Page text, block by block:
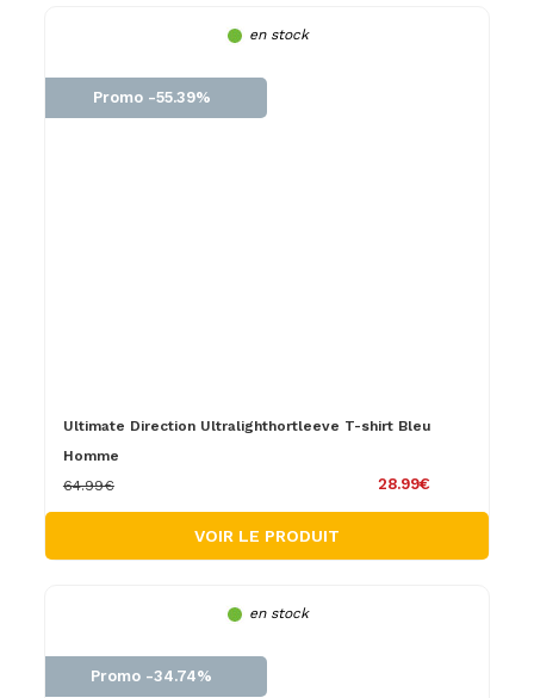
en stock
Promo -55.39%
Ultimate Direction Ultralighthortleeve T-shirt Bleu
Homme
28.99€
64.99€
VOIR LE PRODUIT
en stock
Promo -34.74%